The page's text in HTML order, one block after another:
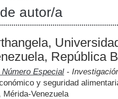
autor/a
República
Especial -
y seguridad
Mérida-Venezuela